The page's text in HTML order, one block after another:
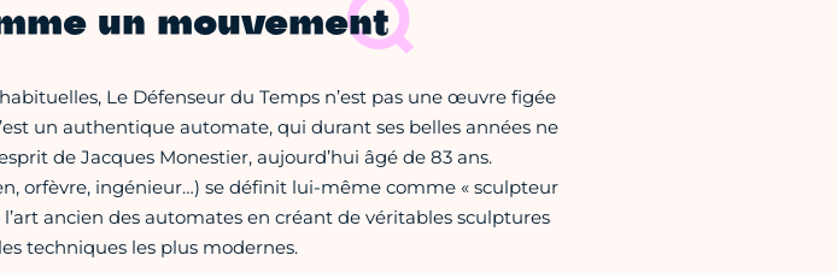
un mouvement
Le Défenseur du Temps n’est pas une œuvre figée
un authentique automate, qui durant ses belles années ne
de Jacques Monestier, aujourd’hui âgé de 83 ans.
orfèvre, ingénieur…) se définit lui-même comme « sculpteur
ancien des automates en créant de véritables sculptures
techniques les plus modernes.